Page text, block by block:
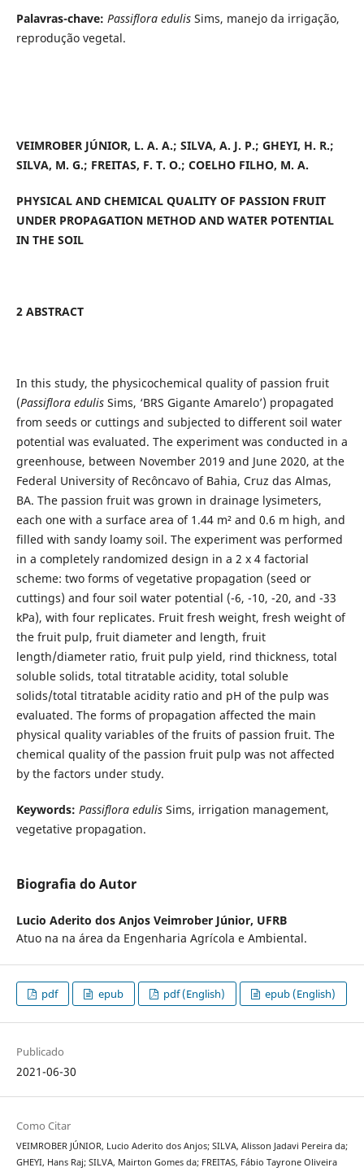
Palavras-chave: Passiflora edulisSims, manejo da irrigação,
reprodução vegetal.
VEIMROBER JÚNIOR, L. A. A.; SILVA, A. J. P.; GHEYI, H. R.;
SILVA, M. G.; FREITAS, F. T. O.; COELHO FILHO, M. A.
PHYSICAL AND CHEMICAL QUALITY OF PASSION FRUIT
UNDER PROPAGATION METHOD AND WATER POTENTIAL
IN THE SOIL
2 ABSTRACT
In this study, the physicochemical quality of passion fruit
(Passiflora edulisSims, ‘BRS Gigante Amarelo’) propagated
from seeds or cuttings and subjected to different soil water
potential was evaluated. The experiment was conducted in a
greenhouse, between November 2019 and June 2020, at the
Federal University of Recôncavo of Bahia, Cruz das Almas,
BA. The passion fruit was grown in drainage lysimeters,
each one with a surface area of 1.44 m² and 0.6 m high, and
filled with sandy loamy soil. The experiment was performed
in a completely randomized design in a 2 x 4 factorial
scheme: two forms of vegetative propagation (seed or
cuttings) and four soil water potential (-6, -10, -20, and -33
kPa), with four replicates. Fruit fresh weight, fresh weight of
the fruit pulp, fruit diameter and length, fruit
length/diameter ratio, fruit pulp yield, rind thickness, total
soluble solids, total titratable acidity, total soluble
solids/total titratable acidity ratio and pH of the pulp was
evaluated. The forms of propagation affected the main
physical quality variables of the fruits of passion fruit. The
chemical quality of the passion fruit pulp was not affected
by the factors under study.
Keywords: Passiflora edulisSims, irrigation management,
vegetative propagation.
Biografia do Autor
Lucio Aderito dos Anjos Veimrober Júnior, UFRB
Atuo na na área da Engenharia Agrícola e Ambiental.
pdf epub pdf (English) epub (English)
Publicado
2021-06-30
Como Citar
VEIMROBER JÚNIOR, Lucio Aderito dos Anjos; SILVA, Alisson Jadavi Pereira da;
GHEYI, Hans Raj; SILVA, Mairton Gomes da; FREITAS, Fábio Tayrone Oliveira